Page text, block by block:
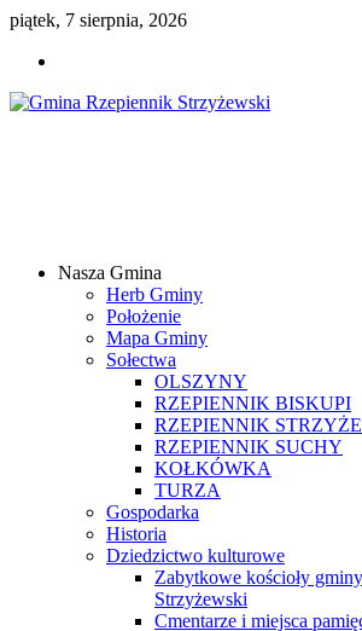
piątek, 7 sierpnia, 2026
Samorządowy
Internetowy
Nasza Gmina
Herb Gminy
Położenie
Mapa Gminy
Sołectwa
OLSZYNY
RZEPIENNIK BISKUPI
RZEPIENNIK
RZEPIENNIK SUCHY
KOŁKÓWKA
TURZA
Gospodarka
Historia
Dziedzictwo kulturowe
Zabytkowe kościoły
Strzyżewski
Cmentarze i miejsca